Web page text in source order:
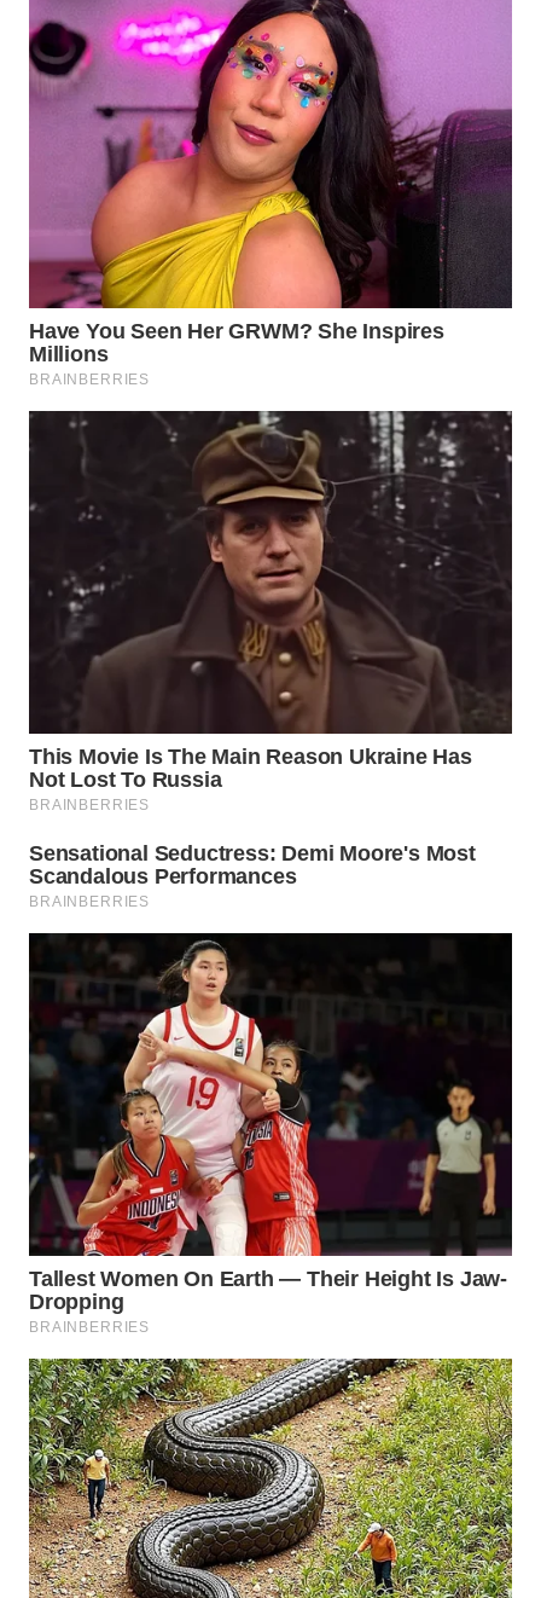
WN
SULUT
MALUKU
MALUT
WN
DAIRI
WN
DANAU
TOBA
WN
NIAS
WN
LANGKAT
WN
SELATAN
WN
LESUNG
WN
KARO
SIMALUNGUN
LABUHANBATU
WN
TAPANULI
TENGAH
WN DELI
SERDANG
WN
TEBING
TINGGI
WN
PAKPAK
WN